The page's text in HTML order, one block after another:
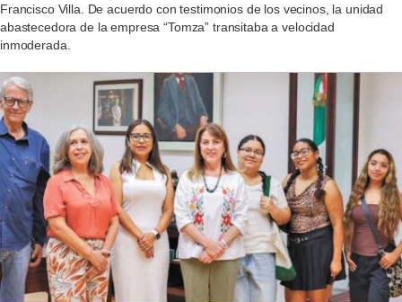
Francisco Villa. De acuerdo con testimonios de los vecinos, la unidad
abastecedora de la empresa “Tomza” transitaba a velocidad
inmoderada.